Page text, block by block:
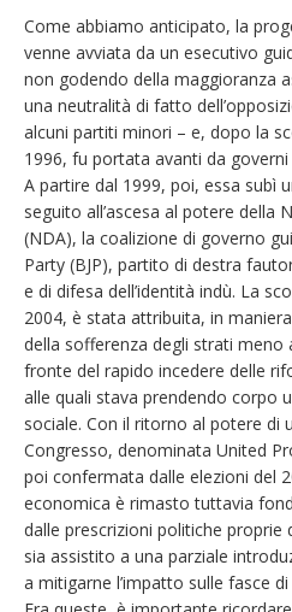
Come abbiamo anticipato, la
venne avviata da un esecutivo
non godendo della maggioranza
una neutralità di fatto
alcuni partiti minori – e, dopo la
1996, fu portata avanti da
A partire dal 1999, poi, essa subì
seguito all’ascesa al potere della
(NDA), la coalizione di governo
Party (BJP), partito di destra
e di difesa dell’identità indù. La
2004, è stata attribuita, in
della sofferenza degli strati meno
fronte del rapido incedere delle
alle quali stava prendendo corpo
sociale. Con il ritorno al potere di
Congresso, denominata United
poi confermata dalle elezioni del
economica è rimasto tuttavia
dalle prescrizioni politiche proprie
sia assistito a una parziale
a mitigarne l’impatto sulle fasce